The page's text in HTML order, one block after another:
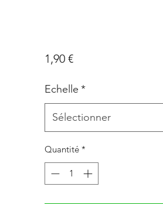
1,90 €Prix
Echelle *
Sélectionner
Quantité *